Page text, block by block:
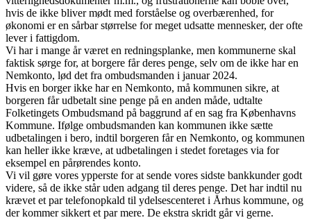
hvis de ikke bliver mødt med forståelse og overbærenhed, for
økonomi er en sårbar størrelse for meget udsatte mennesker, der ofte
lever i fattigdom.
Vi har i mange år været en redningsplanke, men kommunerne skal
faktisk sørge for, at borgere får deres penge, selv om de ikke har en
Nemkonto, lød det fra ombudsmanden i januar 2024.
Hvis en borger ikke har en Nemkonto, må kommunen sikre, at
borgeren får udbetalt sine penge på en anden måde, udtalte
Folketingets Ombudsmand på baggrund af en sag fra Københavns
Kommune. Ifølge ombudsmanden kan kommunen ikke sætte
udbetalingen i bero, indtil borgeren får en Nemkonto, og kommunen
kan heller ikke kræve, at udbetalingen i stedet foretages via for
eksempel en pårørendes konto.
Vi vil gøre vores ypperste for at sende vores sidste bankkunder godt
videre, så de ikke står uden adgang til deres penge. Det har indtil nu
krævet et par telefonopkald til ydelsescenteret i Århus kommune, og
der kommer sikkert et par mere. De ekstra skridt går vi gerne.